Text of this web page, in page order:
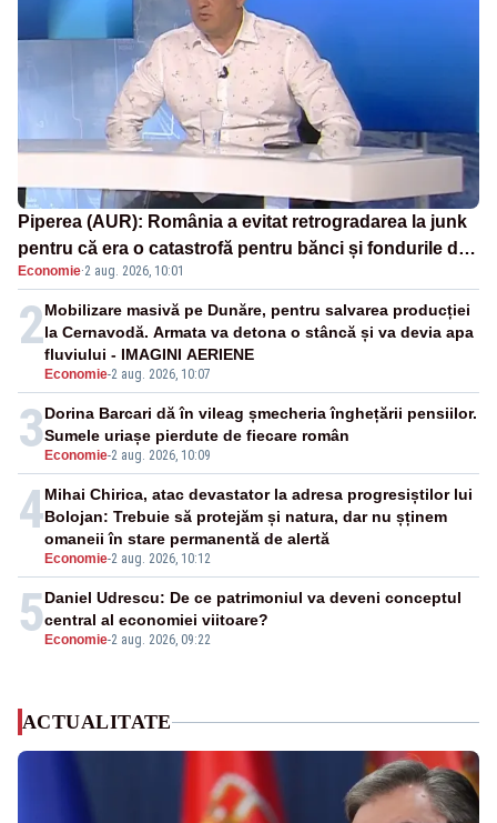
Piperea (AUR): România a evitat retrogradarea la junk
pentru că era o catastrofă pentru bănci și fondurile de
pensii
Economie·2 aug. 2026, 10:01
2
Economie-2 aug. 2026, 10:07
Mobilizare masivă pe Dunăre, pentru salvarea producției
la Cernavodă. Armata va detona o stâncă și va devia apa
fluviului - IMAGINI AERIENE
3 Economie-2 aug. 2026, 10:09
Dorina Barcari dă în vileag șmecheria înghețării pensiilor.
Sumele uriașe pierdute de fiecare român
4
Economie-2 aug. 2026, 10:12
Mihai Chirica, atac devastator la adresa progresiștilor lui
Bolojan: Trebuie să protejăm și natura, dar nu șținem
omaneii în stare permanentă de alertă
5 Economie-2 aug. 2026, 09:22
Daniel Udrescu: De ce patrimoniul va deveni conceptul
central al economiei viitoare?
ACTUALITATE